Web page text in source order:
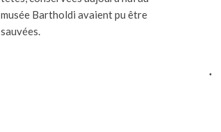
musée Bartholdi avaient pu être
sauvées.